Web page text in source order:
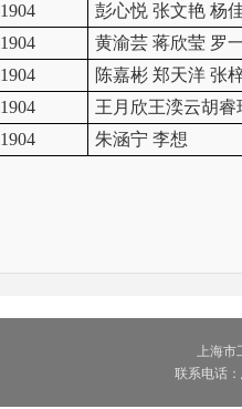
1904
彭心悦 张文艳 杨
1904
黄渝芸 蒋欣莹 罗
1904
陈嘉彬 郑天洋 张
1904
王月欣王湙云胡睿
1904
朱涵宁 李想
上海
联系电话